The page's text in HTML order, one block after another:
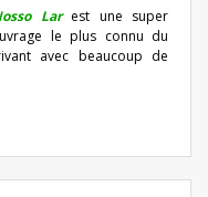
Lar est une super
le plus connu du
avec beaucoup de